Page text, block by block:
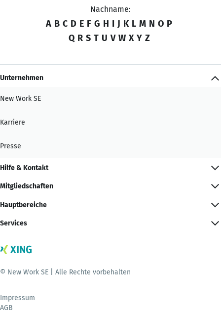
Nachname:
A B C D E F G H I J K L M N O P
Q R S T U V W X Y Z
Unternehmen
New Work SE
Karriere
Presse
Hilfe & Kontakt
Mitgliedschaften
Hauptbereiche
Services
© New Work SE | Alle Rechte vorbehalten
Impressum
AGB